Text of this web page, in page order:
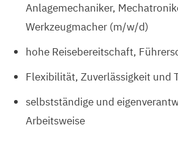
Anlagemechaniker,
Werkzeugmacher (m/w/d)
hohe Reisebereitschaft,
Flexibilität, Zuverlässigkeit und
selbstständige und
Arbeitsweise